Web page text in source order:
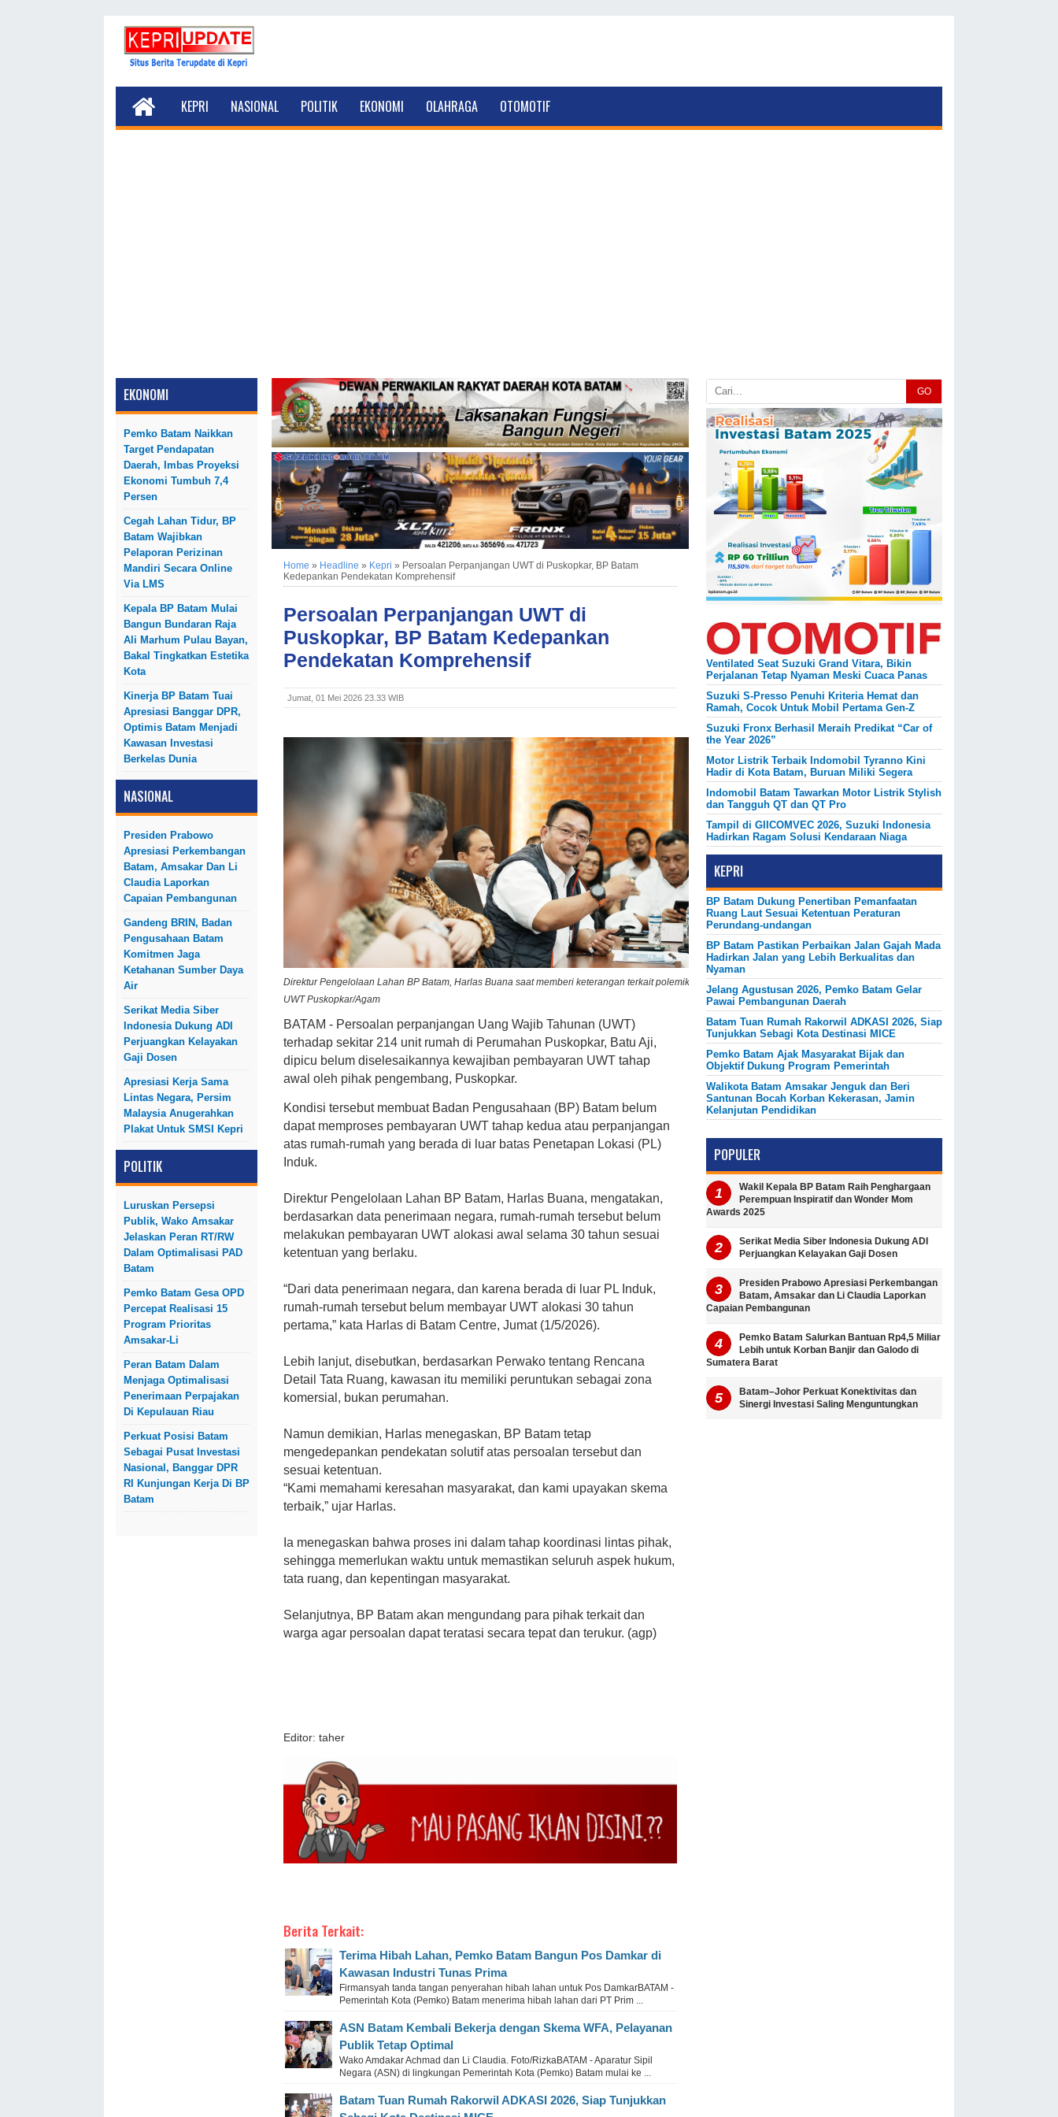
KEPRI NASIONAL POLITIK EKONOMI OLAHRAGA OTOMOTIF
EKONOMI
Pemko Batam Naikkan
Target Pendapatan
Daerah, Imbas Proyeksi
Ekonomi Tumbuh 7,4
Persen
Cegah Lahan Tidur, BP
Batam Wajibkan
Pelaporan Perizinan
Mandiri Secara Online
Via LMS
Kepala BP Batam Mulai
Bangun Bundaran Raja
Ali Marhum Pulau Bayan,
Bakal Tingkatkan Estetika
Kota
Kinerja BP Batam Tuai
Apresiasi Banggar DPR,
Optimis Batam Menjadi
Kawasan Investasi
Berkelas Dunia
NASIONAL
Presiden Prabowo
Apresiasi Perkembangan
Batam, Amsakar Dan Li
Claudia Laporkan
Capaian Pembangunan
Gandeng BRIN, Badan
Pengusahaan Batam
Komitmen Jaga
Ketahanan Sumber Daya
Air
Serikat Media Siber
Indonesia Dukung ADI
Perjuangkan Kelayakan
Gaji Dosen
Apresiasi Kerja Sama
Lintas Negara, Persim
Malaysia Anugerahkan
Plakat Untuk SMSI Kepri
POLITIK
Luruskan Persepsi
Publik, Wako Amsakar
Jelaskan Peran RT/RW
Dalam Optimalisasi PAD
Batam
Pemko Batam Gesa OPD
Percepat Realisasi 15
Program Prioritas
Amsakar-Li
Peran Batam Dalam
Menjaga Optimalisasi
Penerimaan Perpajakan
Di Kepulauan Riau
Perkuat Posisi Batam
Sebagai Pusat Investasi
Nasional, Banggar DPR
RI Kunjungan Kerja Di BP
Batam
Home » Headline » Kepri » Persoalan Perpanjangan UWT di Puskopkar, BP Batam
Kedepankan Pendekatan Komprehensif
Persoalan Perpanjangan UWT di
Puskopkar, BP Batam Kedepankan
Pendekatan Komprehensif
Jumat, 01 Mei 2026 23.33 WIB
Direktur Pengelolaan Lahan BP Batam, Harlas Buana saat memberi keterangan terkait polemik
UWT Puskopkar/Agam
BATAM - Persoalan perpanjangan Uang Wajib Tahunan (UWT)
terhadap sekitar 214 unit rumah di Perumahan Puskopkar, Batu Aji,
dipicu belum diselesaikannya kewajiban pembayaran UWT tahap
awal oleh pihak pengembang, Puskopkar.
Kondisi tersebut membuat Badan Pengusahaan (BP) Batam belum
dapat memproses pembayaran UWT tahap kedua atau perpanjangan
atas rumah-rumah yang berada di luar batas Penetapan Lokasi (PL)
Induk.
Direktur Pengelolaan Lahan BP Batam, Harlas Buana, mengatakan,
berdasarkan data penerimaan negara, rumah-rumah tersebut belum
melakukan pembayaran UWT alokasi awal selama 30 tahun sesuai
ketentuan yang berlaku.
“Dari data penerimaan negara, dan karena berada di luar PL Induk,
rumah-rumah tersebut belum membayar UWT alokasi 30 tahun
pertama,” kata Harlas di Batam Centre, Jumat (1/5/2026).
Lebih lanjut, disebutkan, berdasarkan Perwako tentang Rencana
Detail Tata Ruang, kawasan itu memiliki peruntukan sebagai zona
komersial, bukan perumahan.
Namun demikian, Harlas menegaskan, BP Batam tetap
mengedepankan pendekatan solutif atas persoalan tersebut dan
sesuai ketentuan.
“Kami memahami keresahan masyarakat, dan kami upayakan skema
terbaik,” ujar Harlas.
Ia menegaskan bahwa proses ini dalam tahap koordinasi lintas pihak,
sehingga memerlukan waktu untuk memastikan seluruh aspek hukum,
tata ruang, dan kepentingan masyarakat.
Selanjutnya, BP Batam akan mengundang para pihak terkait dan
warga agar persoalan dapat teratasi secara tepat dan terukur. (agp)
Editor: taher
Berita Terkait:
Terima Hibah Lahan, Pemko Batam Bangun Pos Damkar di
Kawasan Industri Tunas Prima
Firmansyah tanda tangan penyerahan hibah lahan untuk Pos DamkarBATAM -
Pemerintah Kota (Pemko) Batam menerima hibah lahan dari PT Prim ...
ASN Batam Kembali Bekerja dengan Skema WFA, Pelayanan
Publik Tetap Optimal
Wako Amdakar Achmad dan Li Claudia. Foto/RizkaBATAM - Aparatur Sipil
Negara (ASN) di lingkungan Pemerintah Kota (Pemko) Batam mulai ke ...
Batam Tuan Rumah Rakorwil ADKASI 2026, Siap Tunjukkan
GO
Ventilated Seat Suzuki Grand Vitara, Bikin
Perjalanan Tetap Nyaman Meski Cuaca Panas
Suzuki S-Presso Penuhi Kriteria Hemat dan
Ramah, Cocok Untuk Mobil Pertama Gen-Z
Suzuki Fronx Berhasil Meraih Predikat “Car of
the Year 2026”
Motor Listrik Terbaik Indomobil Tyranno Kini
Hadir di Kota Batam, Buruan Miliki Segera
Indomobil Batam Tawarkan Motor Listrik Stylish
dan Tangguh QT dan QT Pro
Tampil di GIICOMVEC 2026, Suzuki Indonesia
Hadirkan Ragam Solusi Kendaraan Niaga
KEPRI
BP Batam Dukung Penertiban Pemanfaatan
Ruang Laut Sesuai Ketentuan Peraturan
Perundang-undangan
BP Batam Pastikan Perbaikan Jalan Gajah Mada
Hadirkan Jalan yang Lebih Berkualitas dan
Nyaman
Jelang Agustusan 2026, Pemko Batam Gelar
Pawai Pembangunan Daerah
Batam Tuan Rumah Rakorwil ADKASI 2026, Siap
Tunjukkan Sebagi Kota Destinasi MICE
Pemko Batam Ajak Masyarakat Bijak dan
Objektif Dukung Program Pemerintah
Walikota Batam Amsakar Jenguk dan Beri
Santunan Bocah Korban Kekerasan, Jamin
Kelanjutan Pendidikan
POPULER
Wakil Kepala BP Batam Raih Penghargaan
Perempuan Inspiratif dan Wonder Mom
Awards 2025
Serikat Media Siber Indonesia Dukung ADI
Perjuangkan Kelayakan Gaji Dosen
Presiden Prabowo Apresiasi Perkembangan
Batam, Amsakar dan Li Claudia Laporkan
Capaian Pembangunan
Pemko Batam Salurkan Bantuan Rp4,5 Miliar
Lebih untuk Korban Banjir dan Galodo di
Sumatera Barat
Batam–Johor Perkuat Konektivitas dan
Sinergi Investasi Saling Menguntungkan